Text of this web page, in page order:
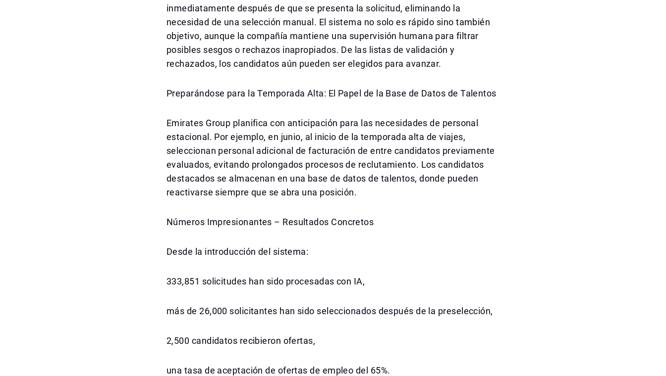
inmediatamente después de que se presenta la solicitud, eliminando la
necesidad de una selección manual. El sistema no solo es rápido sino también
objetivo, aunque la compañía mantiene una supervisión humana para filtrar
posibles sesgos o rechazos inapropiados. De las listas de validación y
rechazados, los candidatos aún pueden ser elegidos para avanzar.
Preparándose para la Temporada Alta: El Papel de la Base de Datos de Talentos
Emirates Group planifica con anticipación para las necesidades de personal
estacional. Por ejemplo, en junio, al inicio de la temporada alta de viajes,
seleccionan personal adicional de facturación de entre candidatos previamente
evaluados, evitando prolongados procesos de reclutamiento. Los candidatos
destacados se almacenan en una base de datos de talentos, donde pueden
reactivarse siempre que se abra una posición.
Números Impresionantes – Resultados Concretos
Desde la introducción del sistema:
333,851 solicitudes han sido procesadas con IA,
más de 26,000 solicitantes han sido seleccionados después de la preselección,
2,500 candidatos recibieron ofertas,
una tasa de aceptación de ofertas de empleo del 65%.